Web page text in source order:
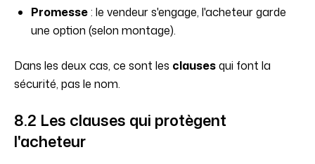
Promesse: le vendeur s'engage, l'acheteur garde
une option (selon montage).
Dans les deux cas, ce sont les clausesqui font la
sécurité, pas le nom.
8.2 Les clauses qui protègent
l'acheteur